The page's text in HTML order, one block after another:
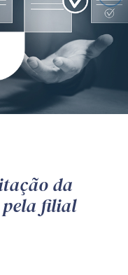
4698
80240-000
da
filial